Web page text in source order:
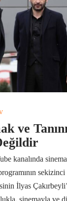
ve
kanalında
İlyas